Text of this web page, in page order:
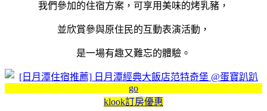
我們參加的住宿方案，可享用美味的烤乳豬，
並欣賞參與原住民的互動表演活動，
是一場有趣又難忘的體驗。
klook訂房優惠